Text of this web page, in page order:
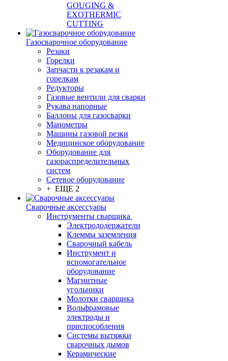
GOUGING &
EXOTHERMIC
CUTTING
Газосварочное оборудование
Резаки
Горелки
Запчасти к резакам и
горелкам
Редукторы
Газовые вентили для сварки
Рукава напорные
Баллоны для газосварки
Манометры
Машины газовой резки
Медицинское оборудование
Оборудование для
газораспределительных
систем
Сетевое оборудование
+ ЕЩЕ 2
Сварочные аксессуары
Инструменты сварщика
Электрододержатели
Клеммы заземления
Сварочный кабель
Инструмент и
вспомогательное
оборудование
Магнитные
угольники
Молотки сварщика
Вольфрамовые
электроды и
приспособления
Системы вытяжки
сварочных дымов
Керамические